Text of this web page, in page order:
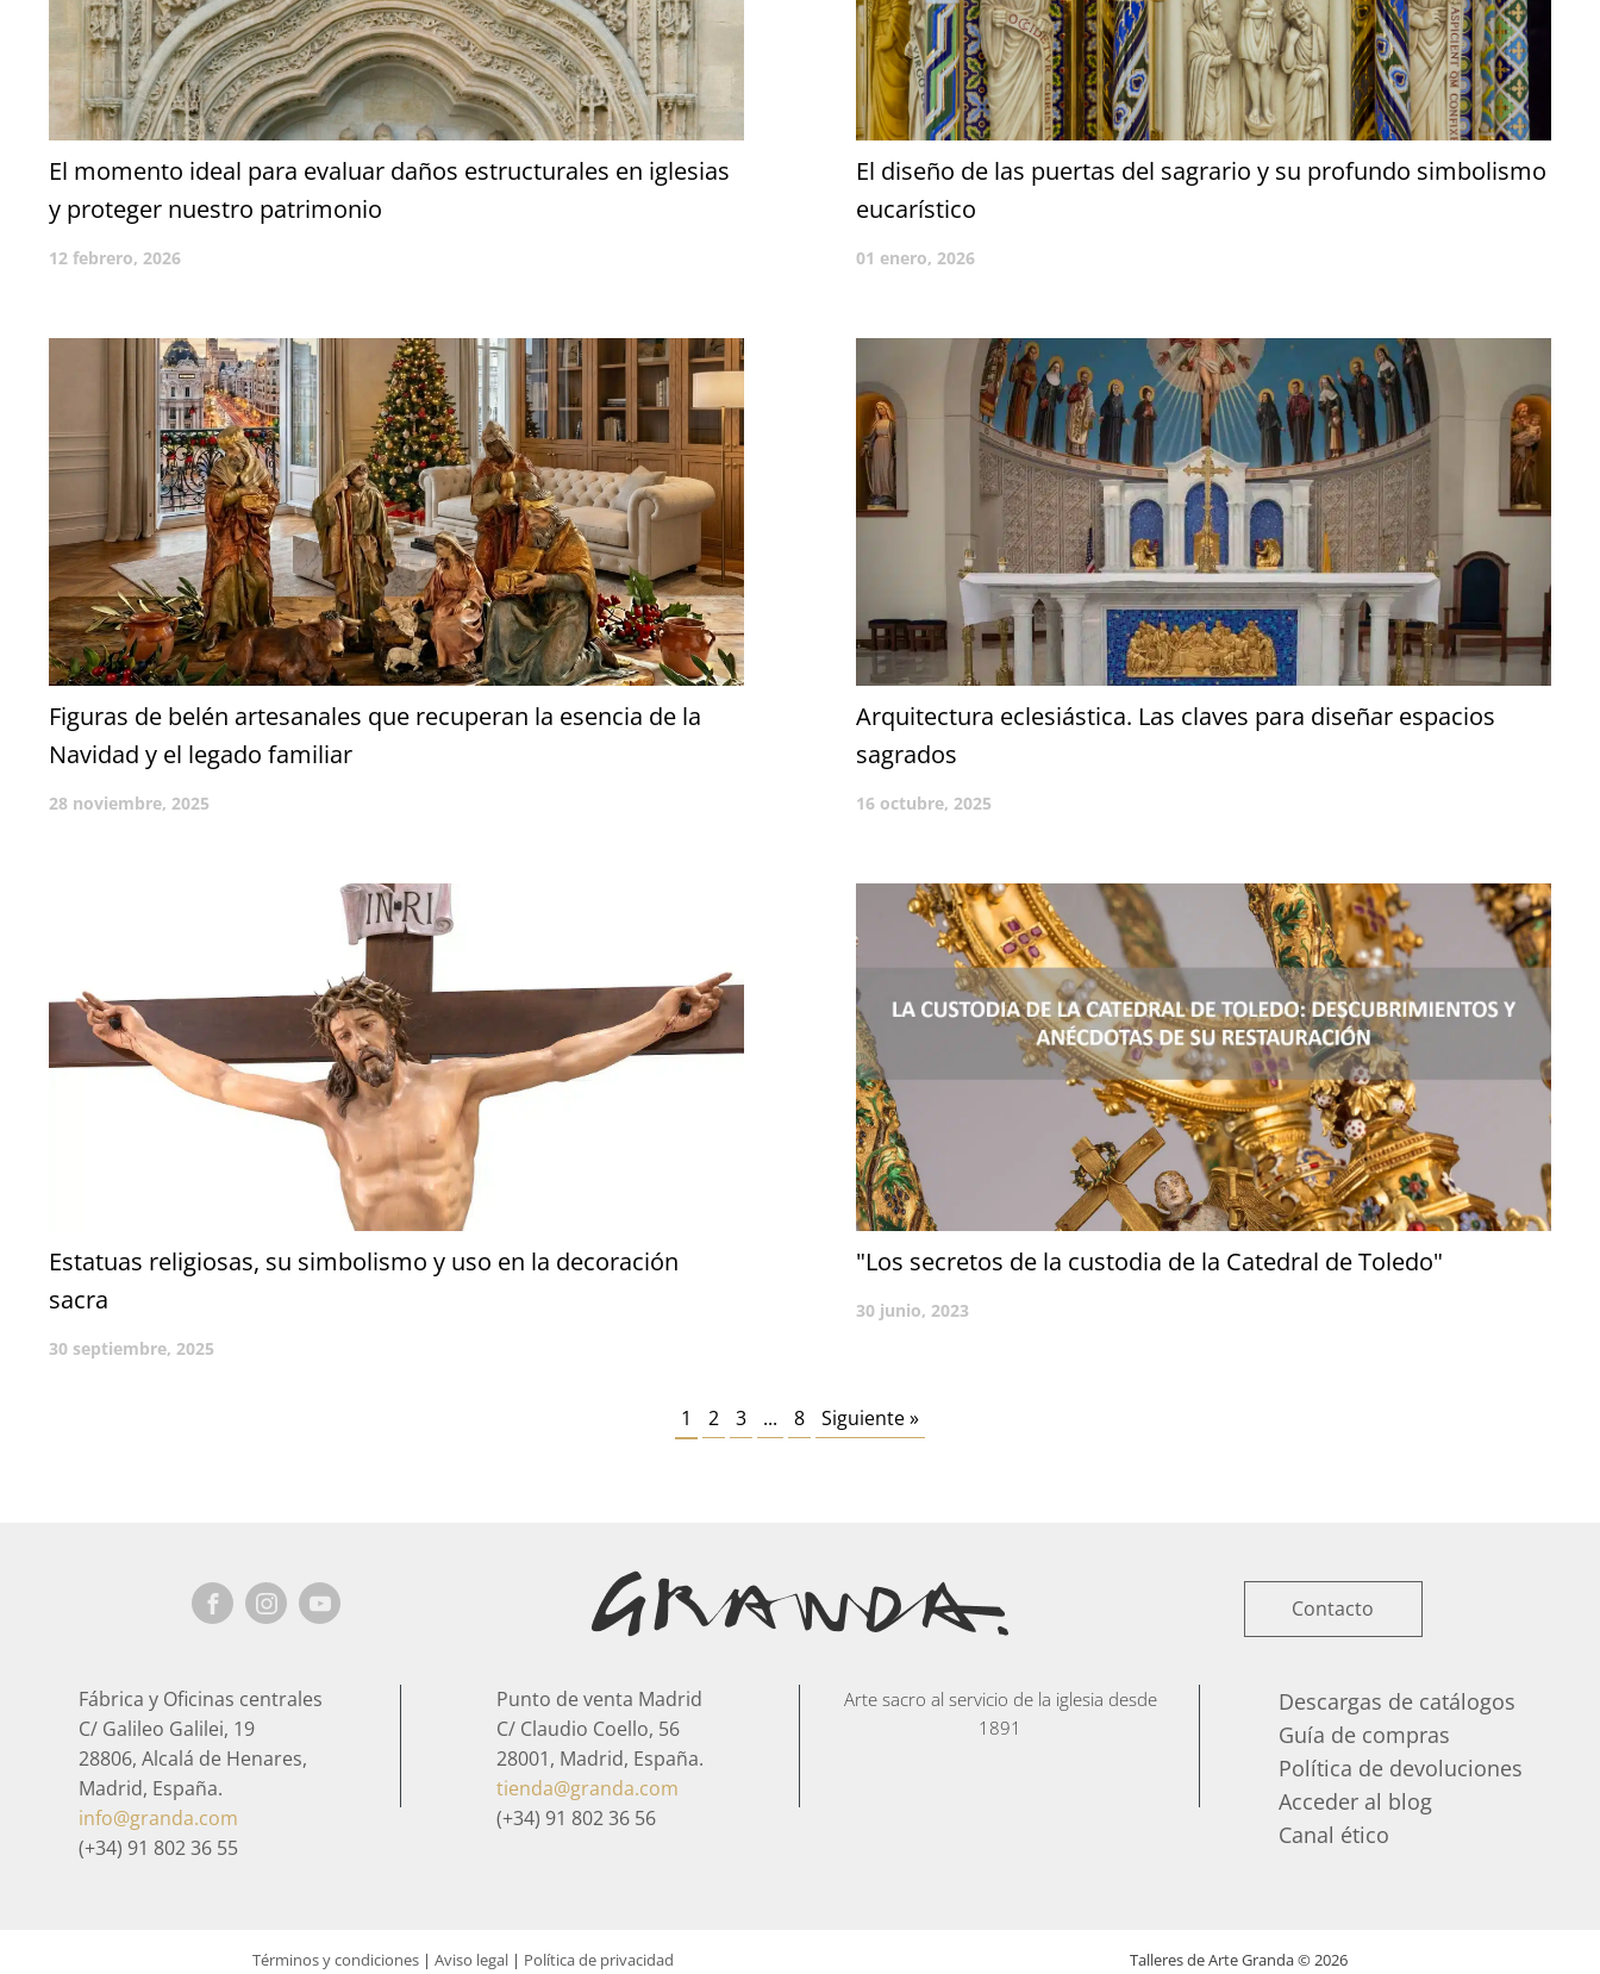
El momento ideal para evaluar daños estructurales en iglesias
y proteger nuestro patrimonio
12 febrero, 2026
El diseño de las puertas del sagrario y su profundo simbolismo
eucarístico
01 enero, 2026
Figuras de belén artesanales que recuperan la esencia de la
Navidad y el legado familiar
28 noviembre, 2025
Arquitectura eclesiástica. Las claves para diseñar espacios
sagrados
16 octubre, 2025
Estatuas religiosas, su simbolismo y uso en la decoración
sacra
30 septiembre, 2025
"Los secretos de la custodia de la Catedral de Toledo"
30 junio, 2023
1 2 3 ... 8 Siguiente »
Contacto
Fábrica y Oficinas centrales
C/ Galileo Galilei, 19
28806, Alcalá de Henares,
Madrid, España.
info@granda.com
(+34) 91 802 36 55
Punto de venta Madrid
C/ Claudio Coello, 56
28001, Madrid, España.
tienda@granda.com
(+34) 91 802 36 56
Arte sacro al servicio de la iglesia desde
1891
Descargas de catálogos
Guía de compras
Política de devoluciones
Acceder al blog
Canal ético
Términos y condiciones| Aviso legal| Política de privacidad Talleres de Arte Granda ©2026